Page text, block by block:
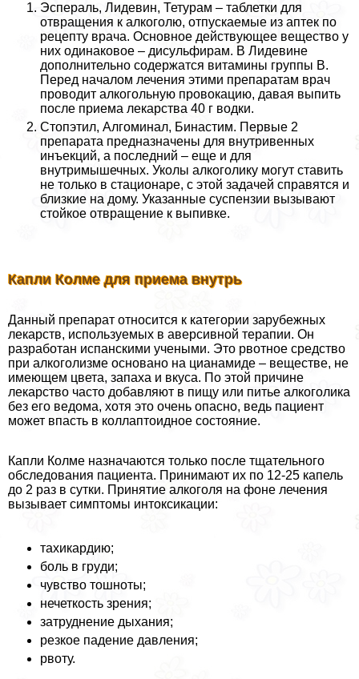
Эспераль, Лидевин, Тетурам – таблетки для
отвращения к алкоголю, отпускаемые из аптек по
рецепту врача. Основное действующее вещество у
них одинаковое – дисульфирам. В Лидевине
дополнительно содержатся витамины группы В.
Перед началом лечения этими препаратам врач
проводит алкогольную провокацию, давая выпить
после приема лекарства 40 г водки.
Стопэтил, Алгоминал, Бинастим. Первые 2
препарата предназначены для внутривенных
инъекций, а последний – еще и для
внутримышечных. Уколы алкоголику могут ставить
не только в стационаре, с этой задачей справятся и
близкие на дому. Указанные суспензии вызывают
стойкое отвращение к выпивке.
Капли Колме для приема внутрь
Данный препарат относится к категории зарубежных
лекарств, используемых в аверсивной терапии. Он
разработан испанскими учеными. Это рвотное средство
при алкоголизме основано на цианамиде – веществе, не
имеющем цвета, запаха и вкуса. По этой причине
лекарство часто добавляют в пищу или питье алкоголика
без его ведома, хотя это очень опасно, ведь пациент
может впасть в коллаптоидное состояние.
Капли Колме назначаются только после тщательного
обследования пациента. Принимают их по 12-25 капель
до 2 раз в сутки. Принятие алкоголя на фоне лечения
вызывает симптомы интоксикации:
тахикардию;
боль в гpyди;
чувство тошноты;
нечеткость зрения;
затруднение дыхания;
резкое падение давления;
рвоту.